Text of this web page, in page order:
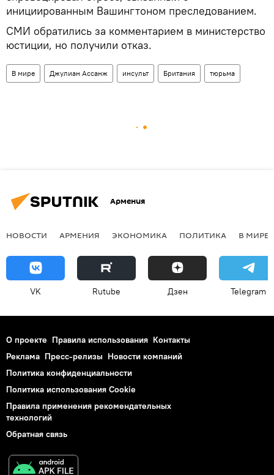
инициированным Вашингтоном преследованием.
СМИ обратились за комментарием в министерство
юстиции, но получили отказ.
В мире Джулиан Ассанж инсульт Британия тюрьма
Армения
НОВОСТИ АРМЕНИЯ ЭКОНОМИКА ПОЛИТИКА В МИРЕ
VK Rutube Дзен Telegram
О проекте Правила использования Контакты
Реклама Пресс-релизы Новости компаний
Политика конфиденциальности
Политика использования Cookie
Правила применения рекомендательных
технологий
Обратная связь